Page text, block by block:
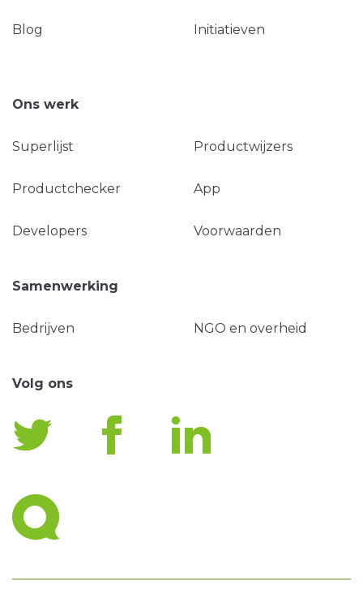
Blog Initiatieven
Ons werk
Superlijst Productwijzers
Productchecker App
Developers Voorwaarden
Samenwerking
Bedrijven NGO en overheid
Volg ons